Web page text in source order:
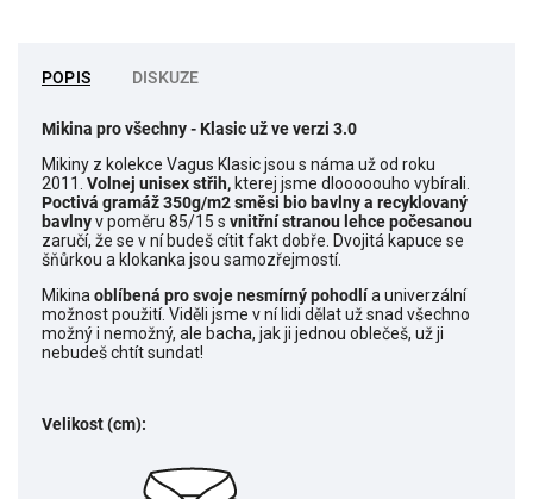
POPIS DISKUZE
Mikina pro všechny- Klasic už ve verzi 3.0
Mikiny z kolekce Vagus Klasic jsou s náma už od roku
2011. Volnej unisex střih, kterej jsme dlooooouho vybírali.
Poctivá gramáž 350g/m2 směsi bio bavlny a recyklovaný
bavlnyv poměru 85/15 s vnitřní stranou lehce počesanou
zaručí, že se v ní budeš cítit fakt dobře. Dvojitá kapuce se
šňůrkou a klokanka jsou samozřejmostí.
Mikina oblíbená pro svoje nesmírný pohodlía univerzální
možnost použití. Viděli jsme v ní lidi dělat už snad všechno
možný i nemožný, ale bacha, jak ji jednou oblečeš, už ji
nebudeš chtít sundat!
Velikost (cm):